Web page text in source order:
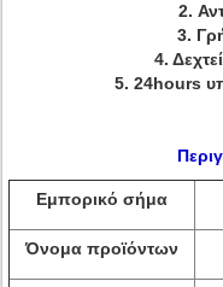
2.
3.
4.
5. 24hours
Εμπορικό σήμα
Όνομα προϊόντων